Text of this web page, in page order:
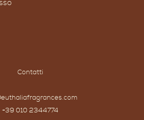
Contatti
+39 010 2344774